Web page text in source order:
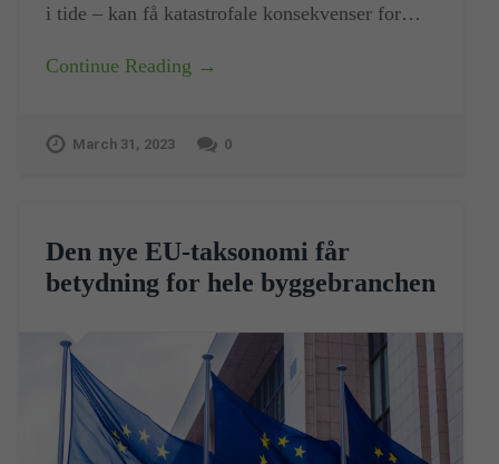
i tide – kan få katastrofale konsekvenser for…
Continue Reading →
March 31, 2023 0
Den nye EU-taksonomi får
betydning for hele byggebranchen